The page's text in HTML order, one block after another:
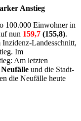
Anstieg
100.000 Einwohner in
nun 159,7 (155,8).
Landesschnitt,
Im
Am letzten
und die Stadt-
die Neufälle heute